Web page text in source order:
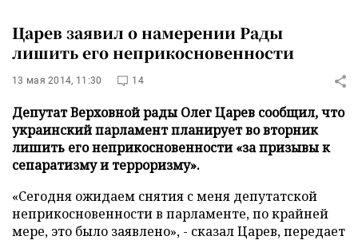
Царев заявил о намерении Рады
лишить его неприкосновенности
13 мая 2014, 11:30 14
Депутат Верховной рады Олег Царев сообщил, что
украинский парламент планирует во вторник
лишить его неприкосновенности «за призывы к
сепаратизму и терроризму».
«Сегодня ожидаем снятия с меня депутатской
неприкосновенности в парламенте, по крайней
мере, это было заявлено», - сказал Царев, передает